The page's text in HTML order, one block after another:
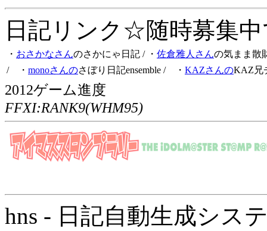
日記リンク☆随時募集
・ おさかなさんのさかにゃ日記 / ・ 佐倉雅人さんの気まま散
/ ・ monoさんのさぼり日記ensemble / ・ KAZさんのKAZ兄
2012ゲーム進度
FFXI:RANK9(WHM95)
hns - 日記自動生成シス